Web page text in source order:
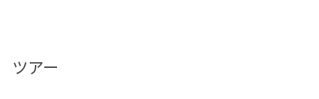
ツアー